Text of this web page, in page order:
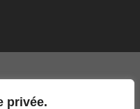
privée.